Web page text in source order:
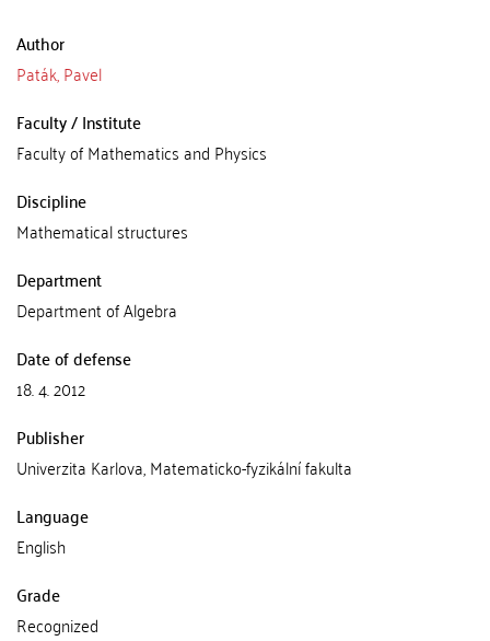
Author
Paták, Pavel
Faculty / Institute
Faculty of Mathematics and Physics
Discipline
Mathematical structures
Department
Department of Algebra
Date of defense
18. 4. 2012
Publisher
Univerzita Karlova, Matematicko-fyzikální fakulta
Language
English
Grade
Recognized